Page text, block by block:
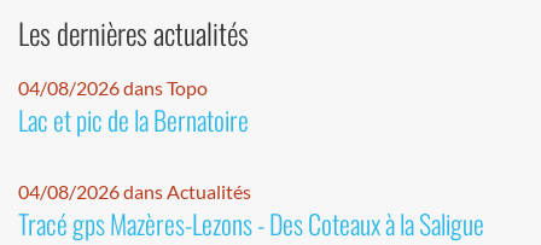
Les dernières actualités
04/08/2026 dans Topo
Lac et pic de la Bernatoire
04/08/2026 dans Actualités
Tracé gps Mazères-Lezons - Des Coteaux à la Saligue